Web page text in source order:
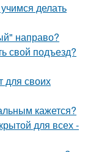
делать
направо?
свой подъезд?
для своих
кажется?
для всех -